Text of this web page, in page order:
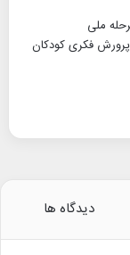
ملی
فکری کودکان
دیدگاه ها